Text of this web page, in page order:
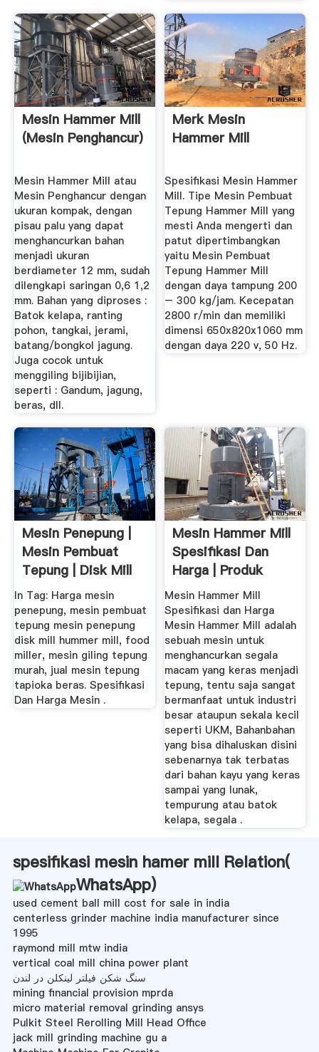
Mesin Hammer Mill
(Mesin Penghancur)
Mesin Hammer Mill atau
Mesin Penghancur dengan
ukuran kompak, dengan
pisau palu yang dapat
menghancurkan bahan
menjadi ukuran
berdiameter 12 mm, sudah
dilengkapi saringan 0,6 1,2
mm. Bahan yang diproses :
Batok kelapa, ranting
pohon, tangkai, jerami,
batang/bongkol jagung.
Juga cocok untuk
menggiling bijibijian,
seperti : Gandum, jagung,
beras, dll.
Merk Mesin
Hammer Mill
Spesifikasi Mesin Hammer
Mill. Tipe Mesin Pembuat
Tepung Hammer Mill yang
mesti Anda mengerti dan
patut dipertimbangkan
yaitu Mesin Pembuat
Tepung Hammer Mill
dengan daya tampung 200
– 300 kg/jam. Kecepatan
2800 r/min dan memiliki
dimensi 650x820x1060 mm
dengan daya 220 v, 50 Hz.
Mesin Penepung |
Mesin Pembuat
Tepung | Disk Mill
Hummer ...
In Tag: Harga mesin
penepung, mesin pembuat
tepung mesin penepung
disk mill hummer mill, food
miller, mesin giling tepung
murah, jual mesin tepung
tapioka beras. Spesifikasi
Dan Harga Mesin .
Mesin Hammer Mill
Spesifikasi Dan
Harga | Produk
Mesin
Mesin Hammer Mill
Spesifikasi dan Harga
Mesin Hammer Mill adalah
sebuah mesin untuk
menghancurkan segala
macam yang keras menjadi
tepung, tentu saja sangat
bermanfaat untuk industri
besar ataupun sekala kecil
seperti UKM, Bahanbahan
yang bisa dihaluskan disini
sebenarnya tak terbatas
dari bahan kayu yang keras
sampai yang lunak,
tempurung atau batok
kelapa, segala .
spesifikasi mesin hamer mill Relation(
WhatsApp)
used cement ball mill cost for sale in india
centerless grinder machine india manufacturer since
1995
raymond mill mtw india
vertical coal mill china power plant
سنگ شکن فیلتر لینکلن در لندن
mining financial provision mprda
micro material removal grinding ansys
Pulkit Steel Rerolling Mill Head Office
jack mill grinding machine gu a